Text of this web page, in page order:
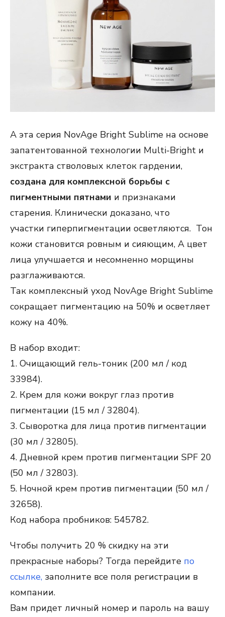
А эта серия NovAge Bright Sublime на основе
запатентованной технологии Multi-Bright и
экстракта стволовых клеток гардении,
создана для комплексной борьбы с
пигментными пятнами и признаками
старения. Клинически доказано, что
участки гиперпигментации осветляются. Тон
кожи становится ровным и сияющим, А цвет
лица улучшается и несомненно морщины
разглаживаются.
Так комплексный уход NovAge Bright Sublime
сокращает пигментацию на 50% и осветляет
кожу на 40%.
В набор входит:
1. Очищающий гель-тоник (200 мл / код
33984).
2. Крем для кожи вокруг глаз против
пигментации (15 мл / 32804).
3. Сыворотка для лица против пигментации
(30 мл / 32805).
4. Дневной крем против пигментации SPF 20
(50 мл / 32803).
5. Ночной крем против пигментации (50 мл /
32658).
Код набора пробников: 545782.
Чтобы получить 20 % скидку на эти
прекрасные наборы? Тогда перейдите по
ссылке, заполните все поля регистрации в
компании.
Вам придет личный номер и пароль на вашу